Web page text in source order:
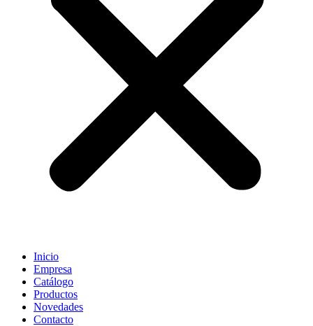
Inicio
Empresa
Catálogo
Productos
Novedades
Contacto